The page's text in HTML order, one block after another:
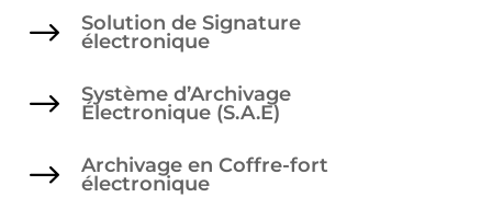
$
Solution de Signature
électronique
$
Système d’Archivage
Électronique (S.A.E)
$
Archivage en Coffre-fort
électronique